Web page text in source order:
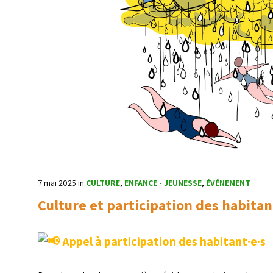
7 mai 2025 in CULTURE, ENFANCE - JEUNESSE, ÉVÉNEMENT
Culture et participation des
Appel à participation des habitant·e·s